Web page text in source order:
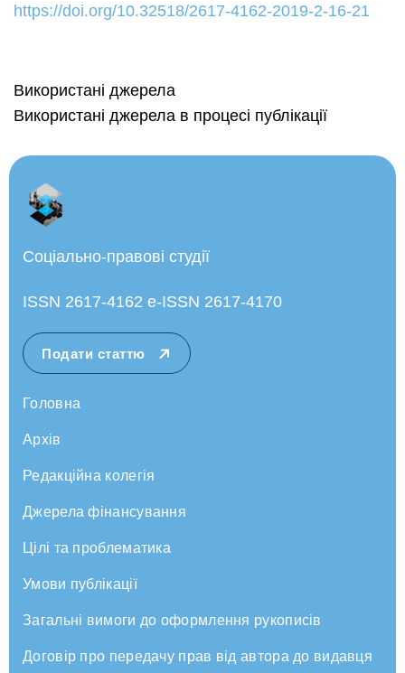
https://doi.org/10.32518/2617-4162-2019-2-16-21
Використані джерела
Використані джерела в процесі публікації
Соціально-правові студії
ISSN 2617-4162 e-ISSN 2617-4170
Подати статтю
Головна
Архів
Редакційна колегія
Джерела фінансування
Цілі та проблематика
Умови публікації
Загальні вимоги до оформлення рукописів
Договір про передачу прав від автора до видавця